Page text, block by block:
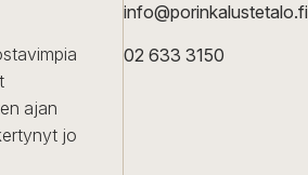
ajan
jo
info@porinkalustetalo.fi
02 633 3150